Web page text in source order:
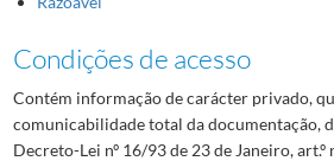
Condições de acesso
Contém informação de carácter privado,
comunicabilidade total da documentação,
Decreto-Lei nº 16/93 de 23 de Janeiro, art.º